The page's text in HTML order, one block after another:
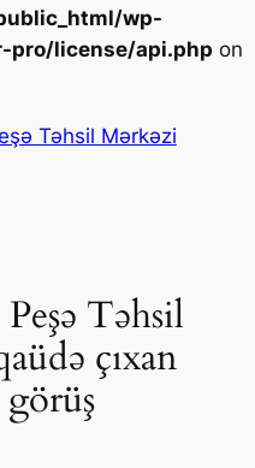
wp-
pro/license/api.php on
Təhsil Mərkəzi
Təhsil
çıxan
görüş